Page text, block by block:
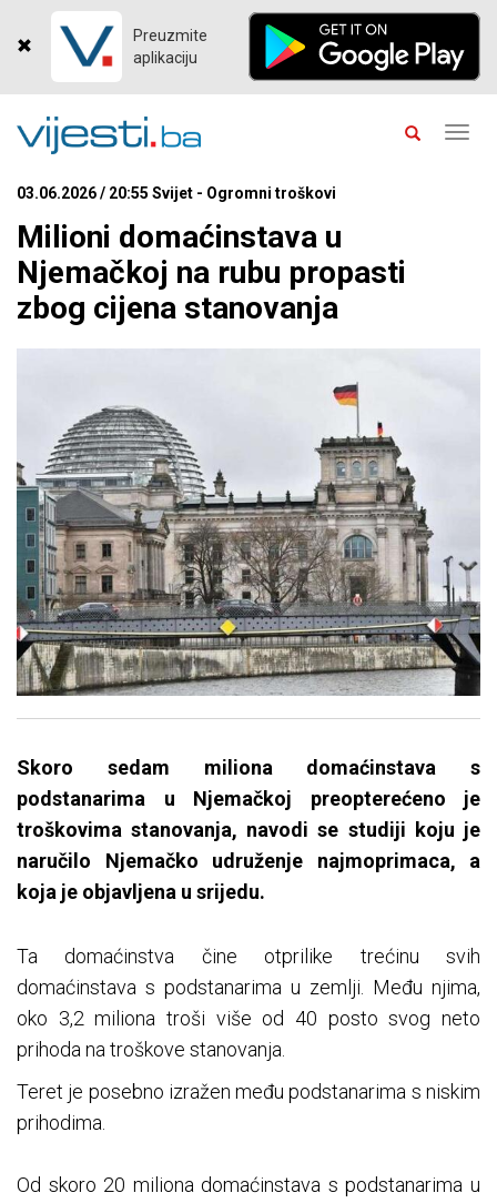
Preuzmite
aplikaciju
03.06.2026 / 20:55 Svijet - Ogromni troškovi
Milioni domaćinstava u
Njemačkoj na rubu propasti
zbog cijena stanovanja
Skoro sedam miliona domaćinstava s
podstanarima u Njemačkoj preopterećeno je
troškovima stanovanja, navodi se studiji koju je
naručilo Njemačko udruženje najmoprimaca, a
koja je objavljena u srijedu.
Ta domaćinstva čine otprilike trećinu svih
domaćinstava s podstanarima u zemlji. Među njima,
oko 3,2 miliona troši više od 40 posto svog neto
prihoda na troškove stanovanja.
Teret je posebno izražen među podstanarima s niskim
prihodima.
Od skoro 20 miliona domaćinstava s podstanarima u